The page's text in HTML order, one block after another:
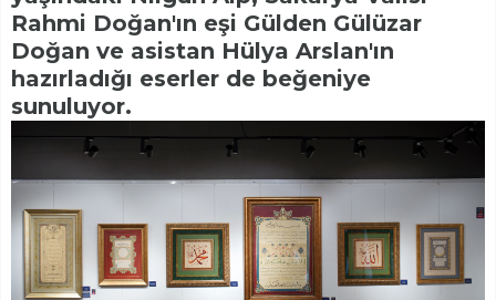
Rahmi Doğan'ın eşi Gülden Gülüzar
Doğan ve asistan Hülya Arslan'ın
hazırladığı eserler de beğeniye
sunuluyor.